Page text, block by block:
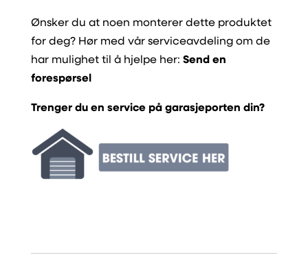
Ønsker du at noen monterer dette produktet
for deg? Hør med vår serviceavdeling om de
har mulighet til å hjelpe her: Send en
forespørsel
Trenger du en service på garasjeporten din?